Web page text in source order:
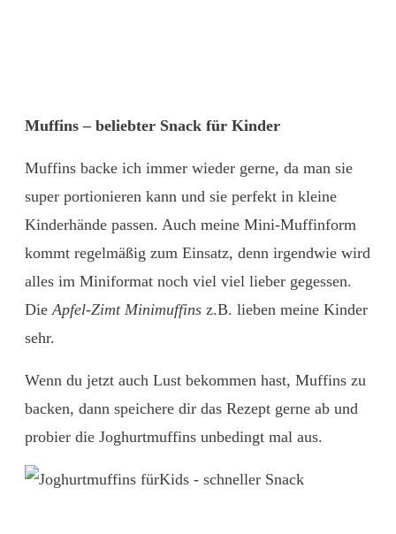
Muffins – beliebter Snack für Kinder
Muffins backe ich immer wieder gerne, da man sie
super portionieren kann und sie perfekt in kleine
Kinderhände passen. Auch meine Mini-Muffinform
kommt regelmäßig zum Einsatz, denn irgendwie wird
alles im Miniformat noch viel viel lieber gegessen.
DieApfel-Zimt Minimuffins z.B. lieben meine Kinder
sehr.
Wenn du jetzt auch Lust bekommen hast, Muffins zu
backen, dann speichere dir das Rezept gerne ab und
probier die Joghurtmuffins unbedingt mal aus.